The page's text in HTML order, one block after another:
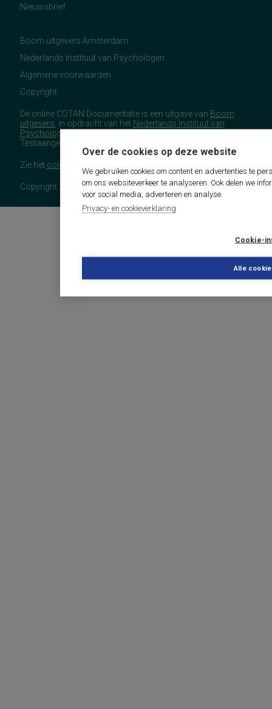
Over de cookies op deze website
We gebruiken cookies om content en advertenties te
om ons websiteverkeer te analyseren. Ook delen we
voor social media, adverteren en analyse.
Privacy- en cookieverklaring
Cookie-
Alle
Nieuwsbrief
Boom uitgevers Amsterdam
Nederlands Instituut van Psychologen
Algemene voorwaarden
Copyright
De online COTAN Documentatie is een uitgave van Boom
uitgevers , in opdracht van het Nederlands Instituut van
Psychologen(NIP), namens de Commissie
Testaangelegenheden Nederland (COTAN).
Zie het colofon
Copyright 2026 - COTAN Documentatie